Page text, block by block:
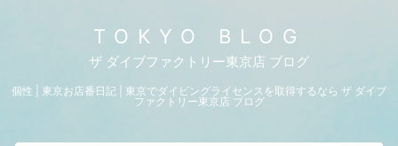
TOKYO BLOG
ザ ダイブファクトリー東京店 ブログ
個性 | 東京お店番日記 | 東京でダイビングライセンスを取得するなら ザ ダイブ
ファクトリー東京店 ブログ